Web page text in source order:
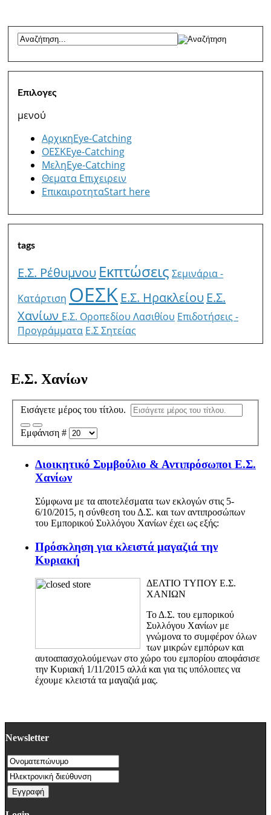
Επιλογες
μενού
ΑρχικηEye-Catching
ΟΕΣΚEye-Catching
ΜεληEye-Catching
Θεματα Επιχειρειν
ΕπικαιροτηταStart here
tags
Ε.Σ. Ρέθυμνου Εκπτώσεις Σεμινάρια -
Κατάρτιση ΟΕΣΚ Ε.Σ. Ηρακλείου Ε.Σ.
Χανίων Ε.Σ. Οροπεδίου Λασιθίου Επιδοτήσεις -
Προγράμματα E.Σ Σητείας
Ε.Σ. Χανίων
Εισάγετε μέρος του τίτλου.
Εμφάνιση #
Διοικητικό Συμβούλιο & Αντιπρόσωποι Ε.Σ.
Χανίων
Σύμφωνα με τα αποτελέσματα των εκλογών στις 5-
6/10/2015, η σύνθεση του Δ.Σ. και των αντιπροσώπων
του Εμπορικού Συλλόγου Χανίων έχει ως εξής:
Πρόσκληση για κλειστά μαγαζιά την
Κυριακή
ΔΕΛΤΙΟ ΤΥΠΟΥ Ε.Σ.
ΧΑΝΙΩΝ
Το Δ.Σ. του εμπορικού
Συλλόγου Χανίων με
γνώμονα το συμφέρον όλων
των μικρών εμπόρων και
αυτοαπασχολούμενων στο χώρο του εμπορίου αποφάσισε
την Κυριακή 1/11/2015 αλλά και για τις υπόλοιπες να
έχουμε κλειστά τα μαγαζιά μας.
Newsletter